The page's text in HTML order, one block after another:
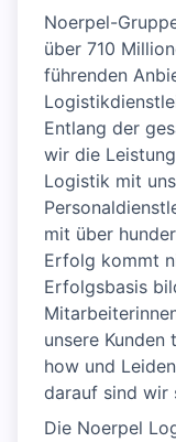
Noerpel-
über 710
führenden
Entlang der
wir die
Logistik mit
mit über
Erfolg kommt
Erfolgsbasis
unsere
how und
darauf sind wir
Die Noerpel